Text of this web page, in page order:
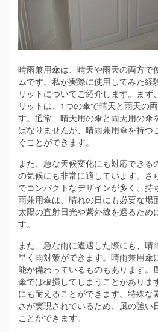
晴雨兼用傘は、晴天や雨天の両方で
ムです。 私が実際に使用してみた経
リットについてご紹介します。まず
リットは、1つの傘で晴天と雨天の
す。通常、晴天用の傘と雨天用の傘
ばなりませんが、晴雨兼用傘を持つ
ぐことができます。
また、急な天候変化にも対応できる
の気候にも非常に適しています。さ
でコンパクトなデザインが多く、持
雨兼用傘は、晴れの日にも必要な場
太陽の直射日光や紫外線を遮るため
す。
また、急な雨に遭遇した際にも、晴
早く雨対策ができます。晴雨兼用傘
能が備わっているものもあります。
傘では破損してしまうことがありま
にも耐えることができます。特殊な
さが実現されているため、風の強い
ことができます。